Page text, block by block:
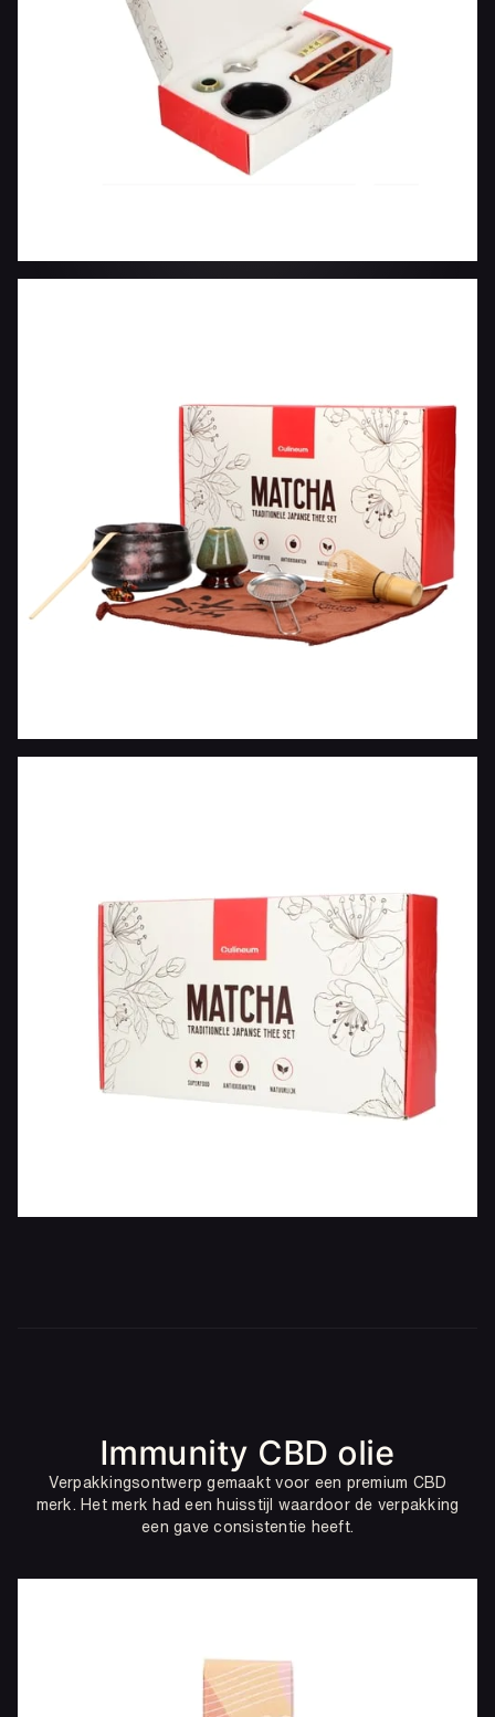
Immunity CBD olie
Verpakkingsontwerp gemaakt voor een premium CBD
merk. Het merk had een huisstijl waardoor de verpakking
een gave consistentie heeft.